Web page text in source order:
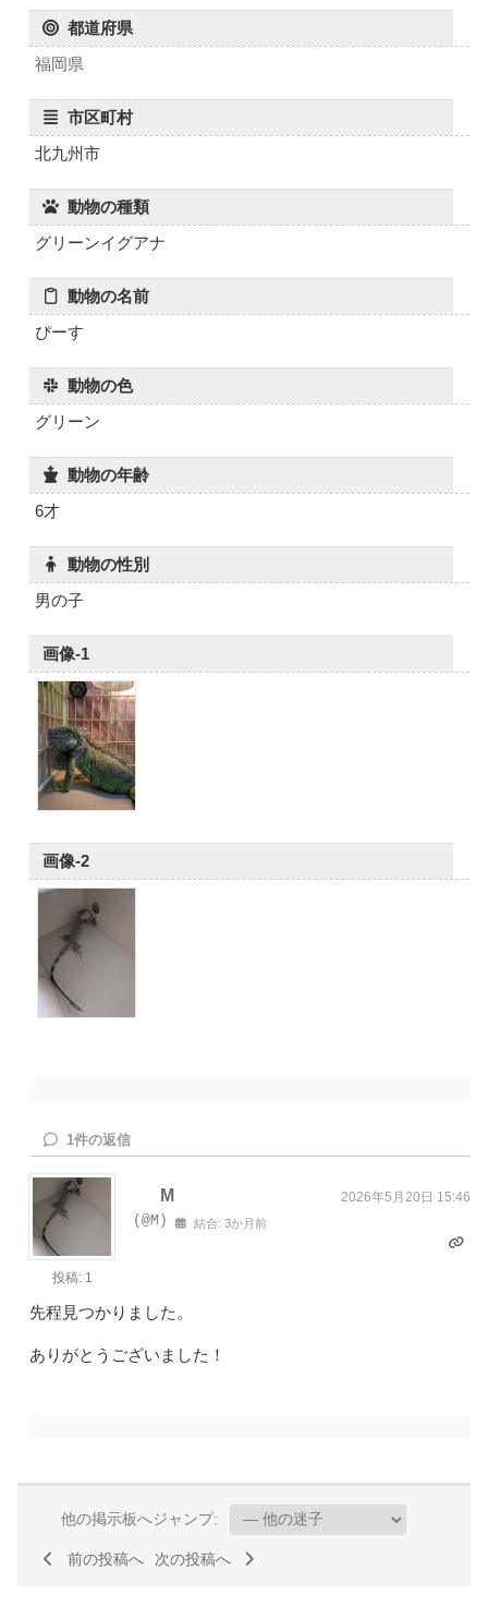
都道府県
福岡県
市区町村
北九州市
動物の種類
グリーンイグアナ
動物の名前
ぴーす
動物の色
グリーン
動物の年齢
6才
動物の性別
男の子
画像-1
画像-2
1件の返信
投稿: 1
M 2026年5月20日 15:46
(@M) 結合: 3か月前
先程見つかりました。
ありがとうございました！
他の掲示板へジャンプ:
前の投稿へ 次の投稿へ